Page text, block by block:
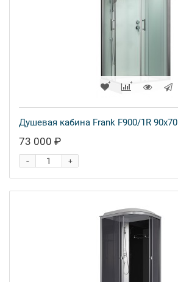
Душевая кабина Frank F900/1R 90x70
73 000 ₽
+
-